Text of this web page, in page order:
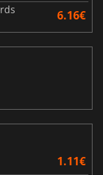
6.16€
1.11€